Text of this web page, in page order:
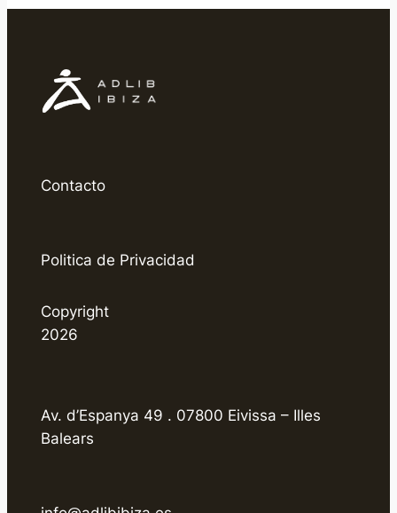
Contacto
Politica de Privacidad
Copyright
2026
Av. d’Espanya 49 . 07800 Eivissa – Illes
Balears